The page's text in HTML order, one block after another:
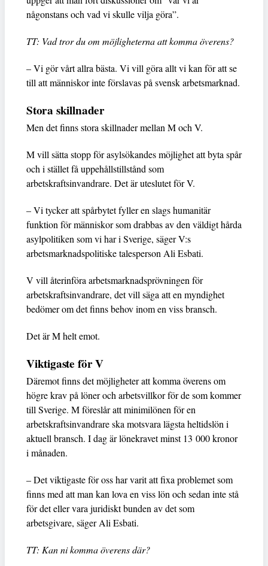
någonstans och vad vi skulle vilja göra”.
TT: Vad tror du om möjligheterna att komma överens?
– Vi gör vårt allra bästa. Vi vill göra allt vi kan för att se
till att människor inte förslavas på svensk arbetsmarknad.
Stora skillnader
Men det finns stora skillnader mellan M och V.
M vill sätta stopp för asylsökandes möjlighet att byta spår
och i stället få uppehållstillstånd som
arbetskraftsinvandrare. Det är uteslutet för V.
– Vi tycker att spårbytet fyller en slags humanitär
funktion för människor som drabbas av den väldigt hårda
asylpolitiken som vi har i Sverige, säger V:s
arbetsmarknadspolitiske talesperson Ali Esbati.
V vill återinföra arbetsmarknadsprövningen för
arbetskraftsinvandrare, det vill säga att en myndighet
bedömer om det finns behov inom en viss bransch.
Det är M helt emot.
Viktigaste för V
Däremot finns det möjligheter att komma överens om
högre krav på löner och arbetsvillkor för de som kommer
till Sverige. M föreslår att minimilönen för en
arbetskraftsinvandrare ska motsvara lägsta heltidslön i
aktuell bransch. I dag är lönekravet minst 13 000 kronor
i månaden.
– Det viktigaste för oss har varit att fixa problemet som
finns med att man kan lova en viss lön och sedan inte stå
för det eller vara juridiskt bunden av det som
arbetsgivare, säger Ali Esbati.
TT: Kan ni komma överens där?